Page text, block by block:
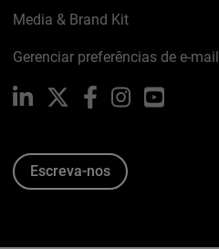
Media & Brand Kit
Gerenciar preferências de e-mail
LinkedIn FacebookInstagramYouTube
Escreva-nos